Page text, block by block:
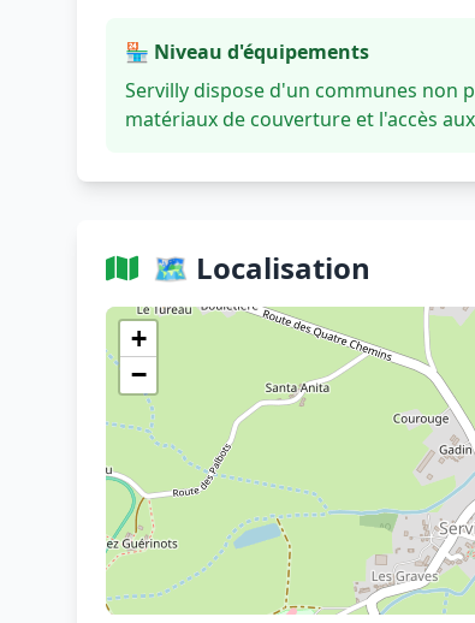
🏪 Niveau d'équipements
Servilly dispose d'un communes non
matériaux de couverture et l'accès
🗺️ Localisation
+
−